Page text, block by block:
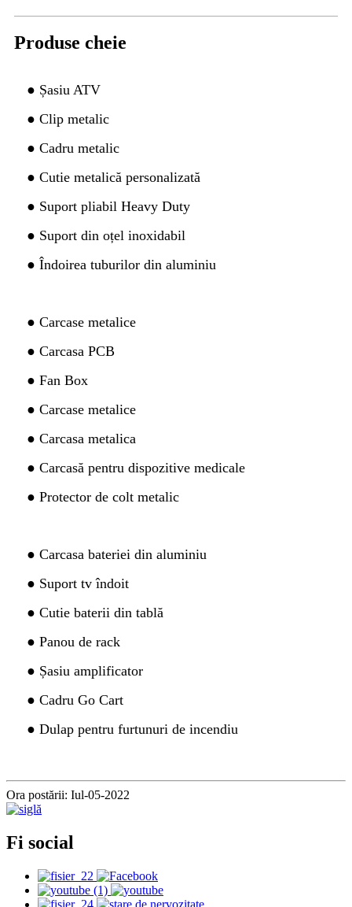
Produse cheie
● Șasiu ATV
● Clip metalic
● Cadru metalic
● Cutie metalică personalizată
● Suport pliabil Heavy Duty
● Suport din oțel inoxidabil
● Îndoirea tuburilor din aluminiu
● Carcase metalice
● Carcasa PCB
● Fan Box
● Carcase metalice
● Carcasa metalica
● Carcasă pentru dispozitive medicale
● Protector de colt metalic
● Carcasa bateriei din aluminiu
● Suport tv îndoit
● Cutie baterii din tablă
● Panou de rack
● Șasiu amplificator
● Cadru Go Cart
● Dulap pentru furtunuri de incendiu
Ora postării: Iul-05-2022
Fi social